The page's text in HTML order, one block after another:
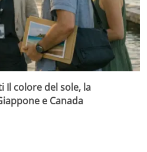
Il colore del sole, la
e Canada